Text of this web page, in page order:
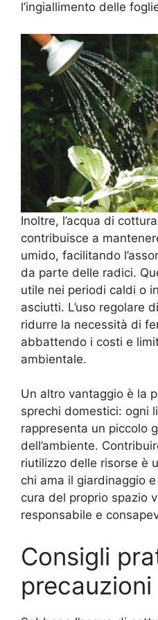
l’ingiallimento delle
Inoltre, l’acqua di
contribuisce a
umido, facilitando
da parte delle radici.
utile nei periodi caldi o
asciutti. L’uso regolare
ridurre la necessità di
abbattendo i costi e
ambientale.
Un altro vantaggio è la
sprechi domestici: ogni
rappresenta un piccolo
dell’ambiente.
riutilizzo delle risorse è
chi ama il giardinaggio
cura del proprio spazio
responsabile e
Consigli
precauzioni